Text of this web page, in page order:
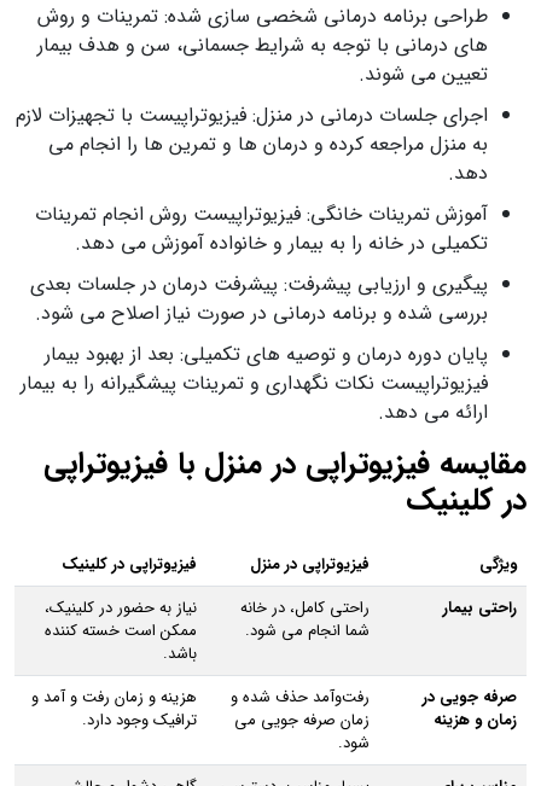
طراحی برنامه درمانی شخصی‌ سازی‌ شده: تمرینات و روش‌
های درمانی با توجه به شرایط جسمانی، سن و هدف بیمار
تعیین می‌ شوند.
اجرای جلسات درمانی در منزل: فیزیوتراپیست با تجهیزات لازم
به منزل مراجعه کرده و درمان‌ ها و تمرین‌ ها را انجام می‌
دهد.
آموزش تمرینات خانگی: فیزیوتراپیست روش انجام تمرینات
تکمیلی در خانه را به بیمار و خانواده آموزش می‌ دهد.
پیگیری و ارزیابی پیشرفت: پیشرفت درمان در جلسات بعدی
بررسی شده و برنامه درمانی در صورت نیاز اصلاح می‌ شود.
پایان دوره درمان و توصیه‌ های تکمیلی: بعد از بهبود بیمار
فیزیوتراپیست نکات نگهداری و تمرینات پیشگیرانه را به بیمار
ارائه می‌ دهد.
مقایسه فیزیوتراپی در منزل با فیزیوتراپی
در کلینیک
ویژگی فیزیوتراپی در منزل
فیزیوتراپی در کلینیک
راحتی بیمار
راحتی کامل، در خانه
شما انجام می‌ شود.
نیاز به حضور در کلینیک،
ممکن است خسته‌ کننده
باشد.
صرفه‌ جویی در
زمان و هزینه
رفت‌وآمد حذف شده و
زمان صرفه‌ جویی می‌
شود.
هزینه و زمان رفت‌ و آمد و
ترافیک وجود دارد.